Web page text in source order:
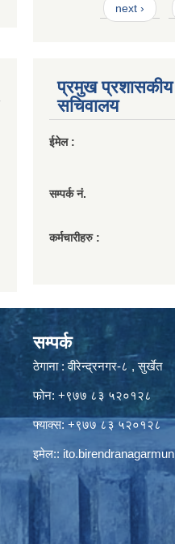
next ›
प्रमुख
सचिवालय
ईमेल :
सम्पर्क नं.
कर्मचारीहरु :
सम्पर्क
ठेगाना : वीरेन्द्रनगर-८ , सुर्खेत
फोन: +९७७ ८३ ५२०१२८
फ्याक्स: +९७७ ८३ ५२०१२८
इमेल::